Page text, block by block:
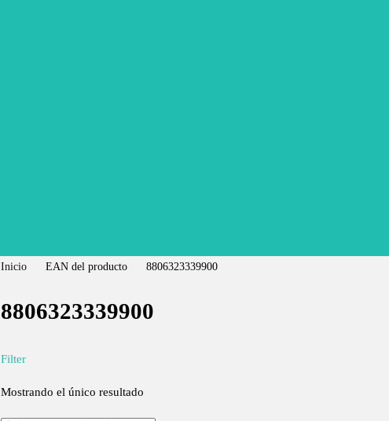
Inicio EAN del producto 8806323339900
8806323339900
Filter
Mostrando el único resultado